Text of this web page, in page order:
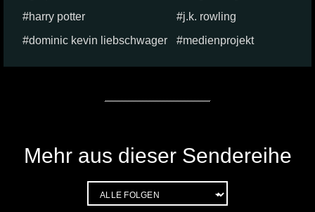
harry potter
j.k. rowling
dominic kevin liebschwager
medienprojekt
Mehr aus dieser Sendereihe